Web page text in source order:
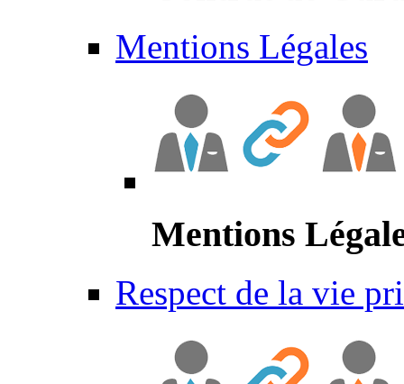
Mentions Légales
Mentions
Respect de la vie